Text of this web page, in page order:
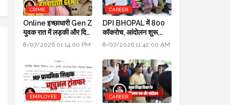
CRIME
Online इच्छाधारी Gen Z
युवक रात में लड़की और दिन
में INDORE ACP बन
8/07/2026 01:14:00 PM
CAREER
DPI BHOPAL में 800
कॉकरोच, आंदोलन शुरू,
मंत्री उदय प्रताप सिंह के
8/07/2026 11:42:00 AM
EMPLOYEE CAREER